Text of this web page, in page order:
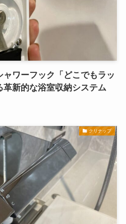
ワーフック「どこでもラッ
革新的な浴室収納システム
クリナップ